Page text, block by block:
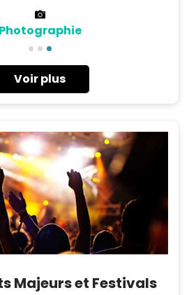
véritable paradis. Nous pouvons
l'endroit idéal pour célébrer
forfaits lune de miel parfaits,
en contact avec un
qui organisera chaque
mariage selon vos souhaits.
Photographie
Voir plus
Majeurs et Festivals